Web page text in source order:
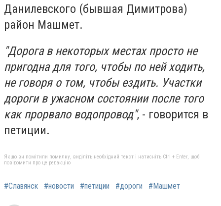
Данилевского (бывшая Димитрова)
район Машмет.
"Дорога в некоторых местах просто не
пригодна для того, чтобы по ней ходить,
не говоря о том, чтобы ездить. Участки
дороги в ужасном состоянии после того
как прорвало водопровод", - говорится в
петиции.
Якщо ви помітили помилку, виділіть необхідний текст і натисніть Ctrl + Enter, щоб
повідомити про це редакцію
#Славянск #новости #петиции #дороги #Машмет